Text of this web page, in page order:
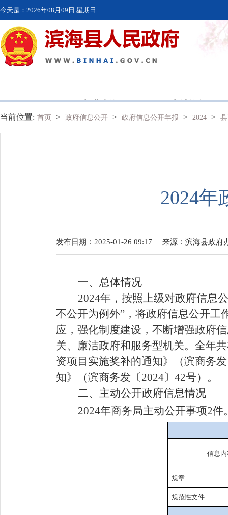
今天是： 2026年08月09日 星期日
首页 走进滨海 本地资讯
当前位置: 首页 > 政府信息公开 > 政府信息公开年报 > 2024 >
2024年
发布日期：2025-01-26 09:17 来源： 滨海县政府
一、总体情况
2024年，按照上级对政府信息
不公开为例外”，将政府信息公开工
应，强化制度建设，不断增强政府
关、廉洁政府和服务型机关。全年
资项目实施奖补的通知》（滨商务
知》（滨商务发〔2024〕42号）。
二、主动公开政府信息情况
2024年商务局主动公开事项2件
信息内
规章
规范性文件